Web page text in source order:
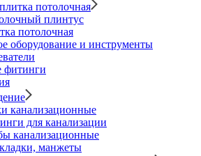
потолочная
плинтус
потолочная
оборудование и инструменты
фитинги
канализационные
для канализации
канализационные
манжеты